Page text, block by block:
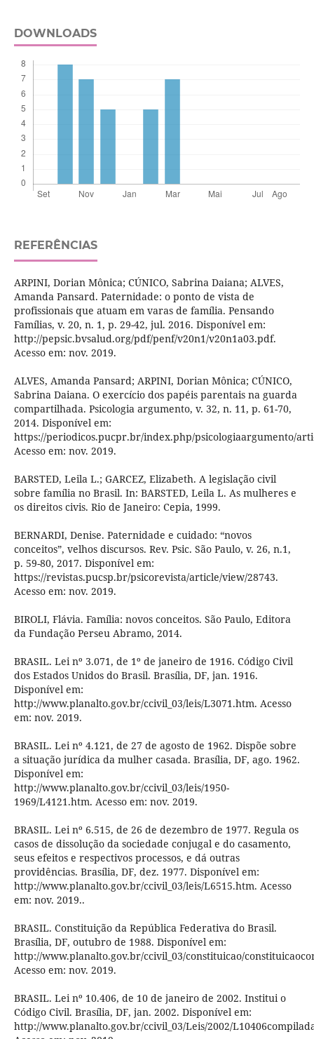
DOWNLOADS
REFERÊNCIAS
ARPINI, Dorian Mônica; CÚNICO, Sabrina Daiana; ALVES,
Amanda Pansard. Paternidade: o ponto de vista de
profissionais que atuam em varas de família. Pensando
Famílias, v. 20, n. 1, p. 29-42, jul. 2016. Disponível em:
http://pepsic.bvsalud.org/pdf/penf/v20n1/v20n1a03.pdf.
Acesso em: nov. 2019.
ALVES, Amanda Pansard; ARPINI, Dorian Mônica; CÚNICO,
Sabrina Daiana. O exercício dos papéis parentais na guarda
compartilhada. Psicologia argumento, v. 32, n. 11, p. 61-70,
2014. Disponível em:
https://periodicos.pucpr.br/index.php/psicologiaargumento/
Acesso em: nov. 2019.
BARSTED, Leila L.; GARCEZ, Elizabeth. A legislação civil
sobre família no Brasil. In: BARSTED, Leila L. As mulheres e
os direitos civis. Rio de Janeiro: Cepia, 1999.
BERNARDI, Denise. Paternidade e cuidado: “novos
conceitos”, velhos discursos. Rev. Psic. São Paulo, v. 26, n.1,
p. 59-80, 2017. Disponível em:
https://revistas.pucsp.br/psicorevista/article/view/28743.
Acesso em: nov. 2019.
BIROLI, Flávia. Família: novos conceitos. São Paulo, Editora
da Fundação Perseu Abramo, 2014.
BRASIL. Lei nº 3.071, de 1º de janeiro de 1916. Código Civil
dos Estados Unidos do Brasil. Brasília, DF, jan. 1916.
Disponível em:
http://www.planalto.gov.br/ccivil_03/leis/L3071.htm. Acesso
em: nov. 2019.
BRASIL. Lei nº 4.121, de 27 de agosto de 1962. Dispõe sobre
a situação jurídica da mulher casada. Brasília, DF, ago. 1962.
Disponível em:
http://www.planalto.gov.br/ccivil_03/leis/1950-
1969/L4121.htm. Acesso em: nov. 2019.
BRASIL. Lei nº 6.515, de 26 de dezembro de 1977. Regula os
casos de dissolução da sociedade conjugal e do casamento,
seus efeitos e respectivos processos, e dá outras
providências. Brasília, DF, dez. 1977. Disponível em:
http://www.planalto.gov.br/ccivil_03/leis/L6515.htm. Acesso
em: nov. 2019..
BRASIL. Constituição da República Federativa do Brasil.
Brasília, DF, outubro de 1988. Disponível em:
http://www.planalto.gov.br/ccivil_03/constituicao/
Acesso em: nov. 2019.
BRASIL. Lei nº 10.406, de 10 de janeiro de 2002. Institui o
Código Civil. Brasília, DF, jan. 2002. Disponível em:
http://www.planalto.gov.br/ccivil_03/Leis/2002/